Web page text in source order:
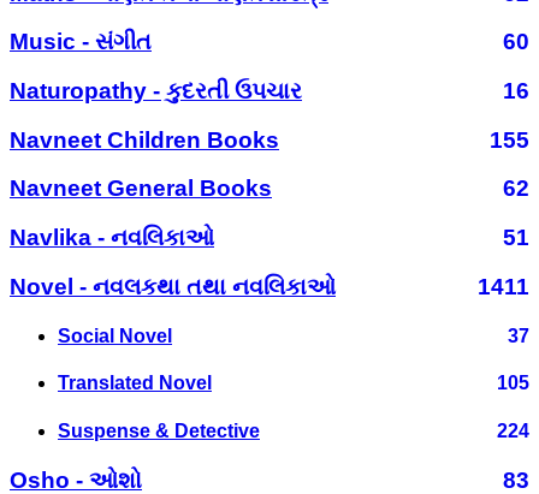
Music - સંગીત
60
Naturopathy - કુદરતી ઉપચાર
16
Navneet Children Books
155
Navneet General Books
62
Navlika - નવલિકાઓ
51
Novel - નવલકથા તથા નવલિકાઓ
1411
Social Novel 37
Translated Novel 105
Suspense & Detective 224
Osho - ઓશો
83